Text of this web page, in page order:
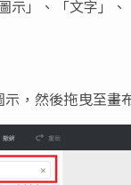
示」、「文字」
，然後拖曳至畫